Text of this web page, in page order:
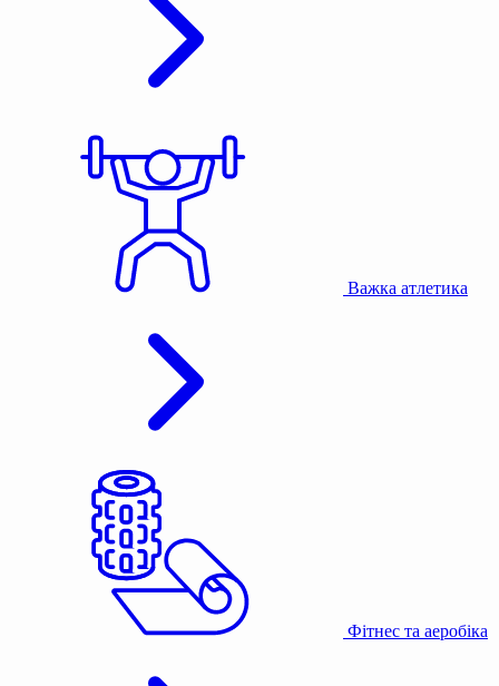
Важка атлетика
Фітнес та аеробіка